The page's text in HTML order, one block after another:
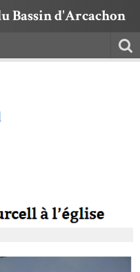
Bassin d'Arcachon